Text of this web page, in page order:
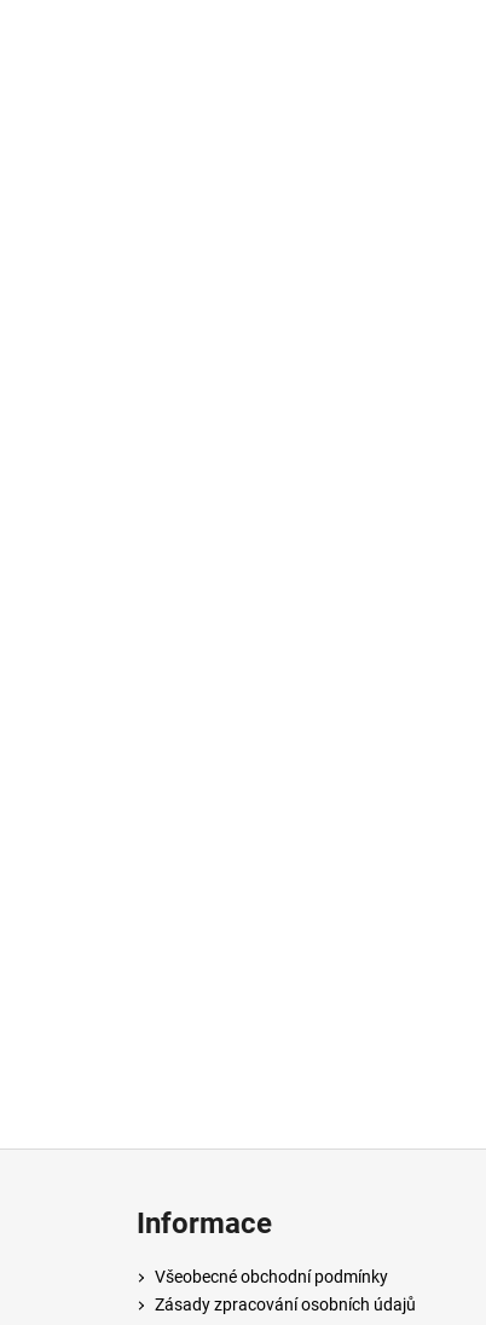
Informace
Všeobecné obchodní podmínky
Zásady zpracování osobních údajů